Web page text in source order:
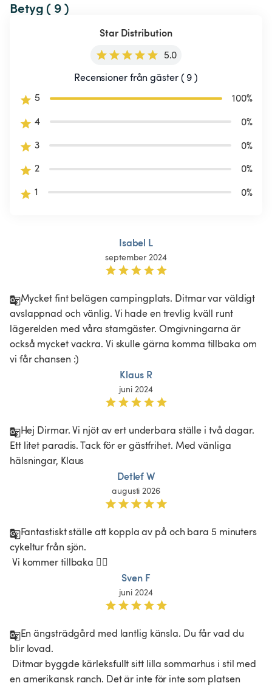
Betyg ( 9 )
Star Distribution
5.0
Recensioner från gäster ( 9 )
5
100%
4
0%
3
0%
2
0%
1
0%
Isabel L
september 2024
Mycket fint belägen campingplats. Ditmar var väldigt
avslappnad och vänlig. Vi hade en trevlig kväll runt
lägerelden med våra stamgäster. Omgivningarna är
också mycket vackra. Vi skulle gärna komma tillbaka om
vi får chansen :)
Klaus R
juni 2024
Hej Dirmar. Vi njöt av ert underbara ställe i två dagar.
Ett litet paradis. Tack för er gästfrihet. Med vänliga
hälsningar, Klaus
Detlef W
augusti 2026
Fantastiskt ställe att koppla av på och bara 5 minuters
cykeltur från sjön.
Vi kommer tillbaka 👍🏼
Sven F
juni 2024
En ängsträdgård med lantlig känsla. Du får vad du
blir lovad.
en amerikansk ranch. Det är inte för inte som platsen